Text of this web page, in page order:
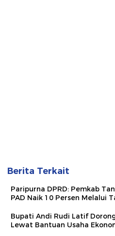
Berita Terkait
Paripurna DPRD: Pemkab
PAD Naik 10 Persen Melalui
Bupati Andi Rudi Latif
Lewat Bantuan Usaha